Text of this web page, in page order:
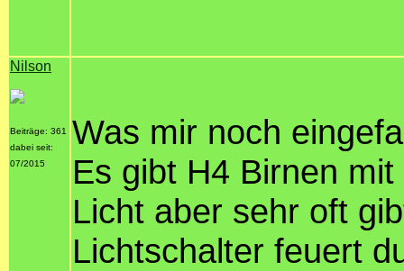
Nilson
Beiträge: 361
dabei seit:
07/2015
Was mir noch
Es gibt H4 Birnen
Licht aber sehr oft
Lichtschalter feuert